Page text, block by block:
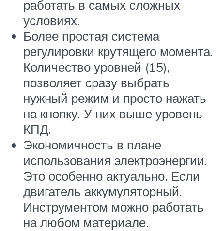
работать в самых сложных
условиях.
Более простая система
регулировки крутящего момента.
Количество уровней (15),
позволяет сразу выбрать
нужный режим и просто нажать
на кнопку. У них выше уровень
КПД.
Экономичность в плане
использования электроэнергии.
Это особенно актуально. Если
двигатель аккумуляторный.
Инструментом можно работать
на любом материале.